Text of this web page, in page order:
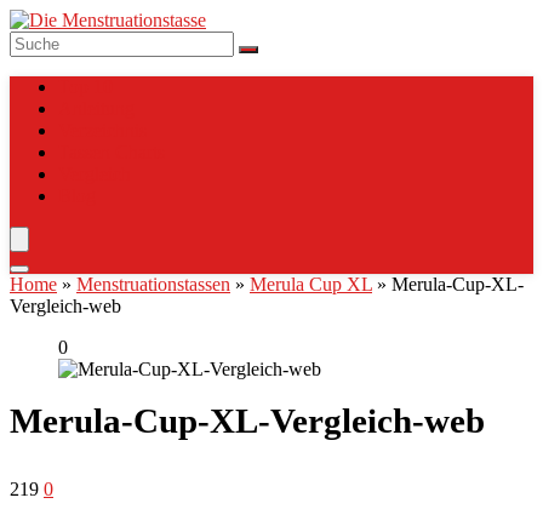
Home » Menstruationstassen » Merula Cup XL » Merula-Cup-XL-
Vergleich-web
0
Merula-Cup-XL-Vergleich-web
219 0